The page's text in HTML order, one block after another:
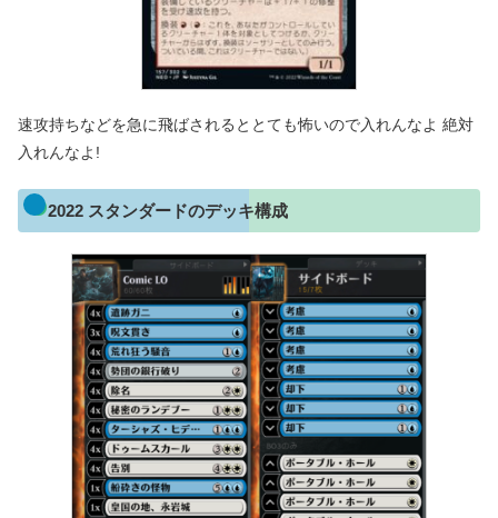
速攻持ちなどを急に飛ばされるととても怖いので入れんなよ 絶対
入れんなよ!
2022 スタンダードのデッキ構成